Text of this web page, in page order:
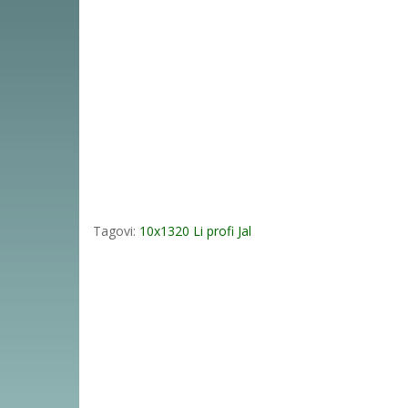
Tagovi: 10x1320 Li profi Jal